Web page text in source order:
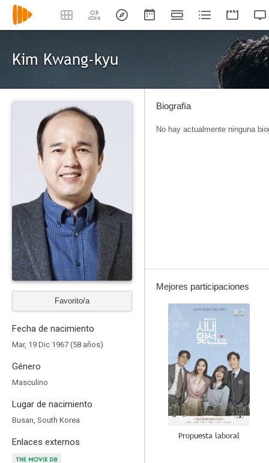
Kim Kwang-kyu
Favorito/a
Fecha de nacimiento
Mar, 19 Dic 1967 (58 años)
Género
Masculino
Lugar de nacimiento
Busan, South Korea
Enlaces externos
Biografía
No hay actualmente ninguna
Mejores participaciones
8.3
Propuesta laboral